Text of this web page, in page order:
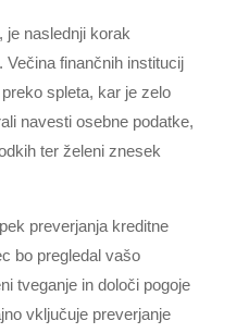
je naslednji korak
Večina finančnih institucij
spleta, kar je zelo
navesti osebne podatke,
ter želeni znesek
preverjanja kreditne
bo pregledal vašo
tveganje in določi pogoje
vključuje preverjanje